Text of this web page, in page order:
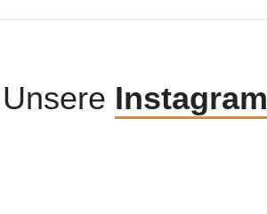
Unsere Instagram